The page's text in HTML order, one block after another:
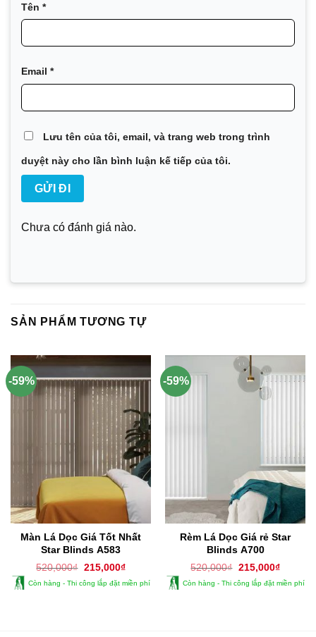
Tên *
Email *
Lưu tên của tôi, email, và trang web trong trình
duyệt này cho lần bình luận kế tiếp của tôi.
Chưa có đánh giá nào.
SẢN PHẨM TƯƠNG TỰ
-59%
Màn Lá Dọc Giá Tốt Nhất
Star Blinds A583
520,000₫ Giá
là:
215,000₫Giá
tại
Còn hàng - Thi công lắp đặt miền phí
-59%
Rèm Lá Dọc Giá rẻ Star
Blinds A700
520,000₫ Giá
là:
215,000₫Giá
tại
Còn hàng - Thi công lắp đặt miền phí